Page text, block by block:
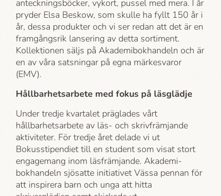
anteckningsböcker, vykort, pussel med mera. I år
pryder Elsa Beskow, som skulle ha fyllt 150 år i
år, dessa produkter och vi ser redan att det är en
framgångsrik lansering av detta sortiment.
Kollektionen säljs på Akademi­bokhandeln och är
en av våra satsningar på egna märkesvaror
(EMV).
Hållbarhets­arbete med fokus på läsglädje
Under tredje kvartalet präglades vårt
hållbarhets­arbete av läs- och skrivfrämjande
aktiviteter. För tredje året delade vi ut
Bokusstipendiet till en student som visat stort
engagemang inom läsfrämjande. Akademi­
bokhandeln sjösatte initiativet Vässa pennan för
att inspirera barn och unga att hitta